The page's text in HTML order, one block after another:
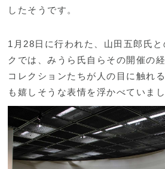
したそうです。
1月28日に行われた、山田五郎氏
クでは、みうら氏自らその開催の
コレクションたちが人の目に触れ
も嬉しそうな表情を浮かべていまし